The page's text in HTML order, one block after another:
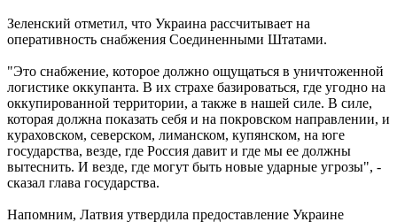
Зеленский отметил, что Украина рассчитывает на
оперативность снабжения Соединенными Штатами.
"Это снабжение, которое должно ощущаться в уничтоженной
логистике оккупанта. В их страхе базироваться, где угодно на
оккупированной территории, а также в нашей силе. В силе,
которая должна показать себя и на покровском направлении, и
кураховском, северском, лиманском, купянском, на юге
государства, везде, где Россия давит и где мы ее должны
вытеснить. И везде, где могут быть новые ударные угрозы", -
сказал глава государства.
Напомним, Латвия утвердила предоставление Украине